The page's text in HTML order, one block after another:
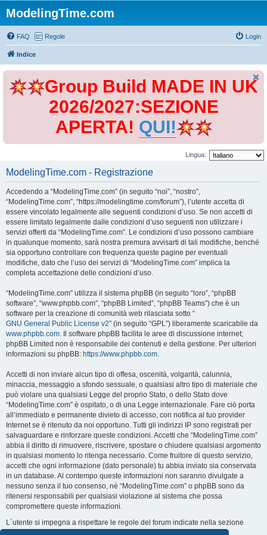
ModelingTime.com
FAQ Regole Login
Indice
Group Build MADE IN UK
2026/2027:SEZIONE
APERTA! QUI!
Lingua:
ModelingTime.com - Registrazione
Accedendo a “ModelingTime.com” (in seguito “noi”, “nostro”,
“ModelingTime.com”, “https://modelingtime.com/forum”), l’utente accetta di
essere vincolato legalmente alle seguenti condizioni d’uso. Se non accetti di
essere limitato legalmente dalle condizioni d’uso seguenti non utilizzare i
servizi offerti da “ModelingTime.com”. Le condizioni d’uso possono cambiare
in qualunque momento, sarà nostra premura avvisarti di tali modifiche, benché
sia opportuno controllare con frequenza queste pagine per eventuali
modifiche, dato che l’uso dei servizi di “ModelingTime.com” implica la
completa accettazione delle condizioni d’uso.
“ModelingTime.com” utilizza il sistema phpBB (in seguito “loro”, “phpBB
software”, “www.phpbb.com”, “phpBB Limited”, “phpBB Teams”) che è un
software per la creazione di comunità web rilasciata sotto “
GNU General Public License v2” (in seguito “GPL”) liberamente scaricabile da
www.phpbb.com. Il software phpBB facilita le aree di discussione internet;
phpBB Limited non è responsabile dei contenuti e della gestione. Per ulteriori
informazioni su phpBB: https://www.phpbb.com.
Accetti di non inviare alcun tipo di offesa, oscenità, volgarità, calunnia,
minaccia, messaggio a sfondo sessuale, o qualsiasi altro tipo di materiale che
può violare una qualsiasi Legge del proprio Stato, o dello Stato dove
“ModelingTime.com” è ospitato, o di una Legge internazionale. Fare ciò porta
all’immediato e permanente divieto di accesso, con notifica al tuo provider
Internet se è ritenuto da noi opportuno. Tutti gli indirizzi IP sono registrati per
salvaguardare e rinforzare queste condizioni. Accetti che “ModelingTime.com”
abbia il diritto di rimuovere, riscrivere, spostare o chiudere qualsiasi argomento
in qualsiasi momento lo ritenga necessario. Come fruitore di questo servizio,
accetti che ogni informazione (dato personale) tu abbia inviato sia conservata
in un database. Al contempo queste informazioni non saranno divulgate a
nessuno senza il tuo consenso, né “ModelingTime.com” o phpBB sono da
ritenersi responsabili per qualsiasi violazione al sistema che possa
compromettere queste informazioni.
L´utente si impegna a rispettare le regole del forum indicate nella sezione